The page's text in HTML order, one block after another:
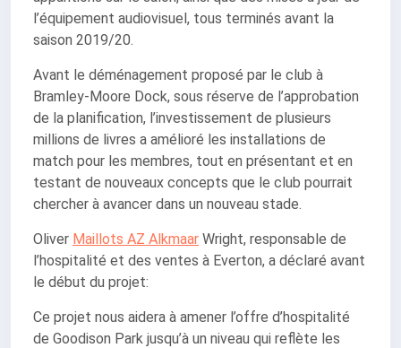
l’équipement audiovisuel, tous terminés avant la
saison 2019/20.
Avant le déménagement proposé par le club à
Bramley-Moore Dock, sous réserve de l’approbation
de la planification, l’investissement de plusieurs
millions de livres a amélioré les installations de
match pour les membres, tout en présentant et en
testant de nouveaux concepts que le club pourrait
chercher à avancer dans un nouveau stade.
Oliver Maillots AZ Alkmaar Wright, responsable de
l’hospitalité et des ventes à Everton, a déclaré avant
le début du projet:
Ce projet nous aidera à amener l’offre d’hospitalité
de Goodison Park jusqu’à un niveau qui reflète les